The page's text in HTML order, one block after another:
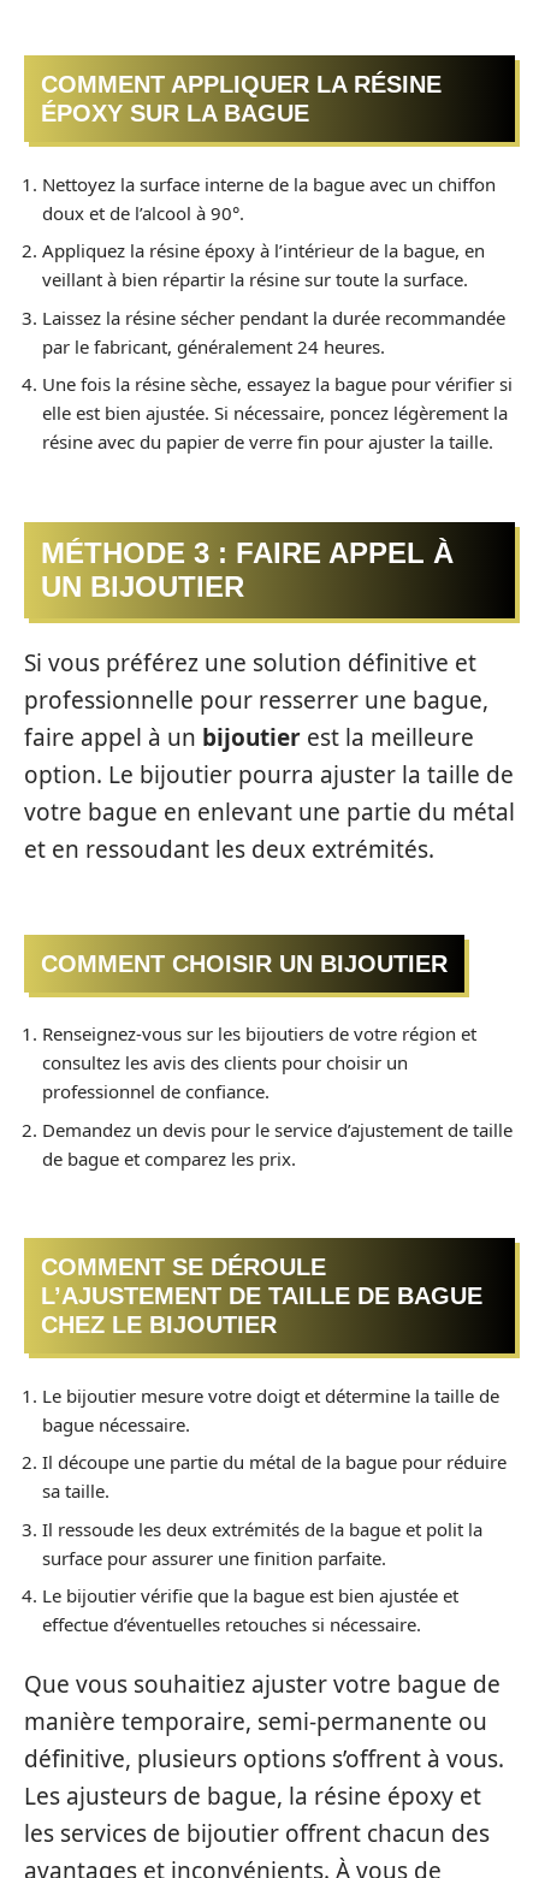
COMMENT APPLIQUER LA RÉSINE
ÉPOXY SUR LA BAGUE
Nettoyez la surface interne de la bague avec un chiffon
doux et de l’alcool à 90°.
Appliquez la résine époxy à l’intérieur de la bague, en
veillant à bien répartir la résine sur toute la surface.
Laissez la résine sécher pendant la durée recommandée
par le fabricant, généralement 24 heures.
Une fois la résine sèche, essayez la bague pour vérifier si
elle est bien ajustée. Si nécessaire, poncez légèrement la
résine avec du papier de verre fin pour ajuster la taille.
MÉTHODE 3 : FAIRE APPEL À
UN BIJOUTIER
Si vous préférez une solution définitive et
professionnelle pour resserrer une bague,
faire appel à un bijoutier est la meilleure
option. Le bijoutier pourra ajuster la taille de
votre bague en enlevant une partie du métal
et en ressoudant les deux extrémités.
COMMENT CHOISIR UN BIJOUTIER
Renseignez-vous sur les bijoutiers de votre région et
consultez les avis des clients pour choisir un
professionnel de confiance.
Demandez un devis pour le service d’ajustement de taille
de bague et comparez les prix.
COMMENT SE DÉROULE
L’AJUSTEMENT DE TAILLE DE BAGUE
CHEZ LE BIJOUTIER
Le bijoutier mesure votre doigt et détermine la taille de
bague nécessaire.
Il découpe une partie du métal de la bague pour réduire
sa taille.
Il ressoude les deux extrémités de la bague et polit la
surface pour assurer une finition parfaite.
Le bijoutier vérifie que la bague est bien ajustée et
effectue d’éventuelles retouches si nécessaire.
Que vous souhaitiez ajuster votre bague de
manière temporaire, semi-permanente ou
définitive, plusieurs options s’offrent à vous.
Les ajusteurs de bague, la résine époxy et
les services de bijoutier offrent chacun des
avantages et inconvénients. À vous de